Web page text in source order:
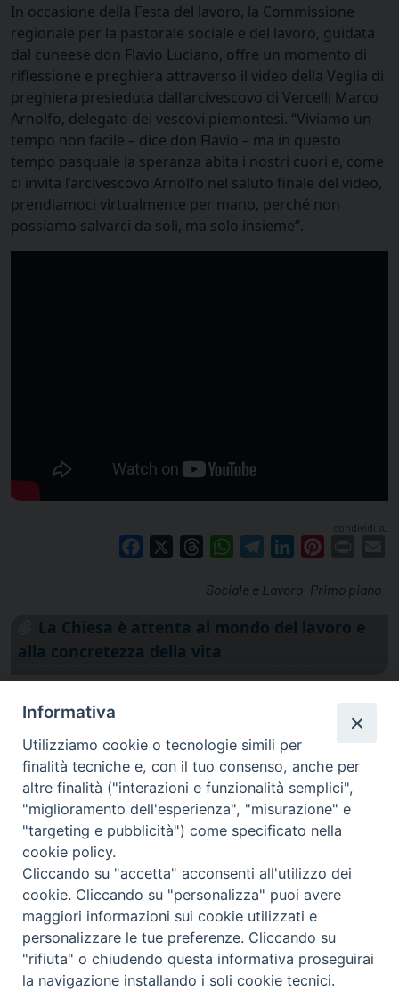
In occasione della Festa del lavoro, la Commissione
regionale per la pastorale sociale e del lavoro, guidata
dal cuneese don Flavio Luciano, offre un momento di
riflessione e preghiera attraverso il video della Veglia di
preghiera presieduta dall’arcivescovo di Vercelli Marco
Arnolfo, delegato dei vescovi piemontesi. “Viviamo un
tempo non facile – dice don Flavio – ma in questo
tempo pasquale la speranza abita i nostri cuori e, come
ci invita l’arcivescovo Arnolfo nel saluto finale del video,
prendiamoci virtualmente per mano, perché non
possiamo salvarci da soli, ma solo insieme”.
condividi su
Facebook ThreadsWhatsAppTelegramLinkedIn
Primo piano
Sociale e Lavoro
La Chiesa è attenta al mondo del lavoro e
alla concretezza della vita
via Amedeo Rossi, 28 - 12100 Cuneo
segreteriagenerale@diocesicuneofossano.it
c.f. 96017380047
Informativa
Utilizziamo cookie o tecnologie simili per
finalità tecniche e, con il tuo consenso, anche per
altre finalità ("interazioni e funzionalità semplici",
"miglioramento dell'esperienza", "misurazione" e
"targeting e pubblicità") come specificato nella
cookie policy.
Cliccando su "accetta" acconsenti all'utilizzo dei
cookie. Cliccando su "personalizza" puoi avere
maggiori informazioni sui cookie utilizzati e
personalizzare le tue preferenze. Cliccando su
"rifiuta" o chiudendo questa informativa proseguirai
la navigazione installando i soli cookie tecnici.